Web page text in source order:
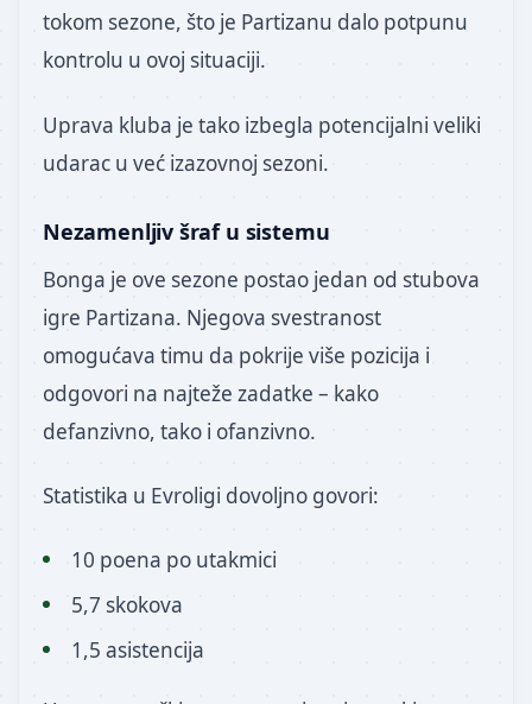
tokom sezone, što je Partizanu dalo potpunu
kontrolu u ovoj situaciji.
Uprava kluba je tako izbegla potencijalni veliki
udarac u već izazovnoj sezoni.
Nezamenljiv šraf u sistemu
Bonga je ove sezone postao jedan od stubova
igre Partizana. Njegova svestranost
omogućava timu da pokrije više pozicija i
odgovori na najteže zadatke – kako
defanzivno, tako i ofanzivno.
Statistika u Evroligi dovoljno govori:
10 poena po utakmici
5,7 skokova
1,5 asistencija